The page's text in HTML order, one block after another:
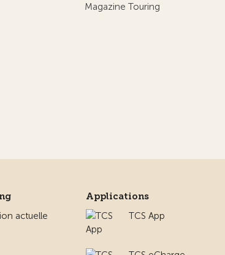
Magazine Touring
actuelle
Applications
TCS App